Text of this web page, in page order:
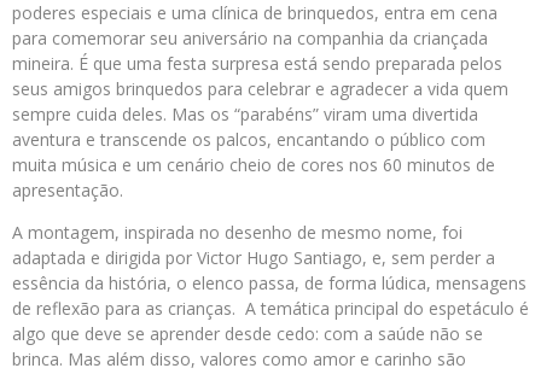
poderes especiais e uma clínica de brinquedos, entra em cena
para comemorar seu aniversário na companhia da criançada
mineira. É que uma festa surpresa está sendo preparada pelos
seus amigos brinquedos para celebrar e agradecer a vida quem
sempre cuida deles. Mas os “parabéns” viram uma divertida
aventura e transcende os palcos, encantando o público com
muita música e um cenário cheio de cores nos 60 minutos de
apresentação.
A montagem, inspirada no desenho de mesmo nome, foi
adaptada e dirigida por Victor Hugo Santiago, e, sem perder a
essência da história, o elenco passa, de forma lúdica, mensagens
de reflexão para as crianças. A temática principal do espetáculo é
algo que deve se aprender desde cedo: com a saúde não se
brinca. Mas além disso, valores como amor e carinho são